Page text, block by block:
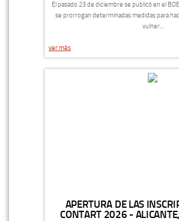
El pasado 23 de diciembre se publicó en el
se prorrogan determinadas medidas para
vulner...
ver más
APERTURA DE LAS
CONTART 2026 -